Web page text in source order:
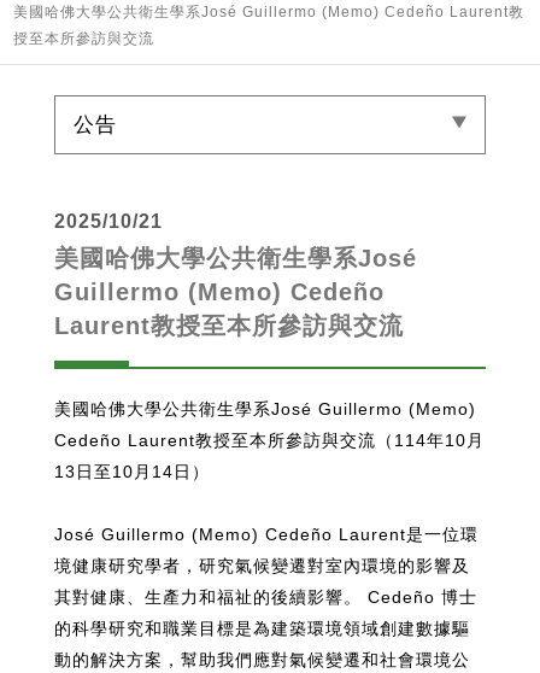
美國哈佛大學公共衛生學系José Guillermo (Memo) Cedeño Laurent教
授至本所參訪與交流
公告
2025/10/21
美國哈佛大學公共衛生學系José
Guillermo (Memo) Cedeño
Laurent教授至本所參訪與交流
美國哈佛大學公共衛生學系José Guillermo (Memo)
Cedeño Laurent教授至本所參訪與交流（114年10月
13日至10月14日）
José Guillermo (Memo) Cedeño Laurent是一位環
境健康研究學者，研究氣候變遷對室內環境的影響及
其對健康、生產力和福祉的後續影響。 Cedeño 博士
的科學研究和職業目標是為建築環境領域創建數據驅
動的解決方案，幫助我們應對氣候變遷和社會環境公